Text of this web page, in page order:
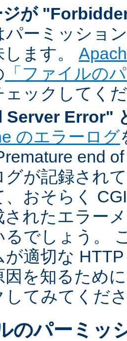
ジが
パーミッショ
ます。
「ファイルの
ェックしてく
Server Error"
のエラーログ
end
グが記録され
、おそらく
されたエラー
るでしょう。
が適切な
因を知るため
してみてくだ
のパーミッ